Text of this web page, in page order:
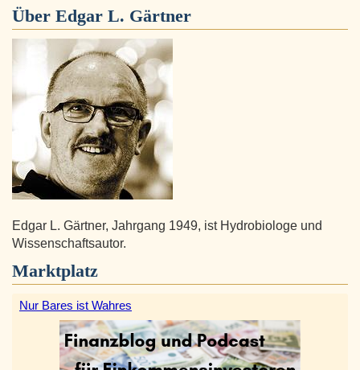
Über Edgar L. Gärtner
Edgar L. Gärtner, Jahrgang 1949, ist Hydrobiologe und
Wissenschaftsautor.
Marktplatz
Nur Bares ist Wahres